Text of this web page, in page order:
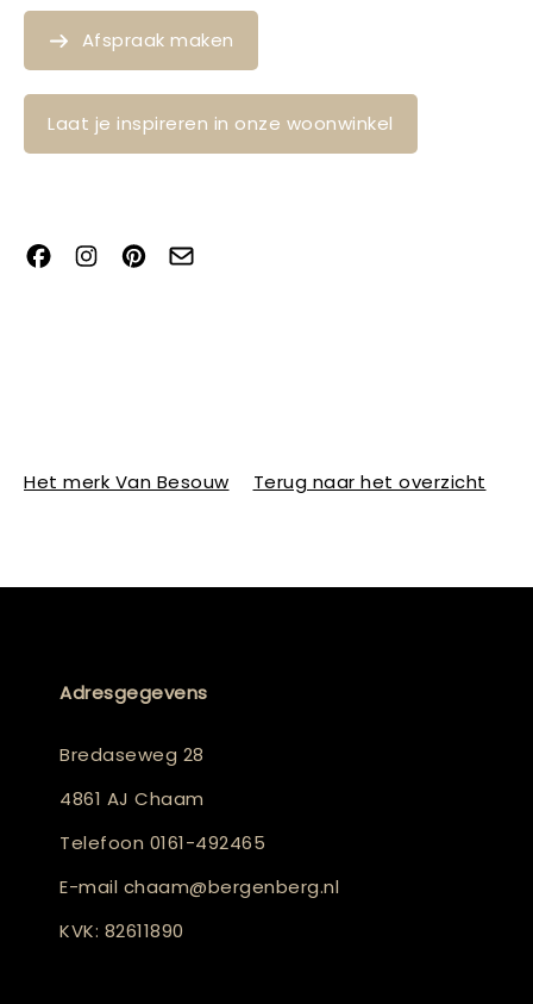
Afspraak maken
Laat je inspireren in onze woonwinkel
Het merk Van Besouw Terug naar het overzicht
Adresgegevens
Bredaseweg 28
4861 AJ Chaam
Telefoon 0161-492465
E-mail chaam@bergenberg.nl
KVK: 82611890